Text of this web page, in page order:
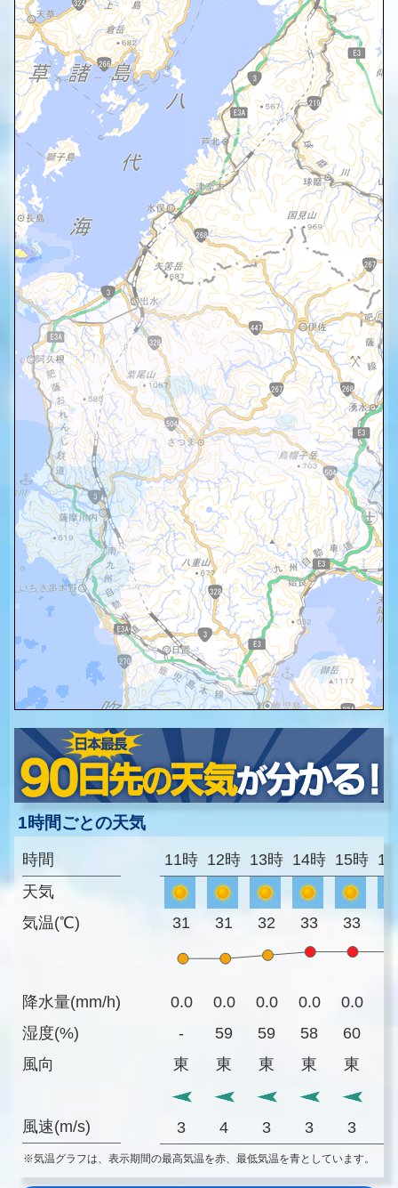
1時間ごとの天気
時間
天気
気温(℃)
降水量(mm/h)
湿度(%)
風向
風速(m/s)
11時 12時 13時 14時 15時
31 31 32 33 33
0.0 0.0 0.0 0.0 0.0
-
59 59 58 60
東
東 東 東 東
3 4 3 3 3
※気温グラフは、表示期間の最高気温を赤、最低気温を青としています。